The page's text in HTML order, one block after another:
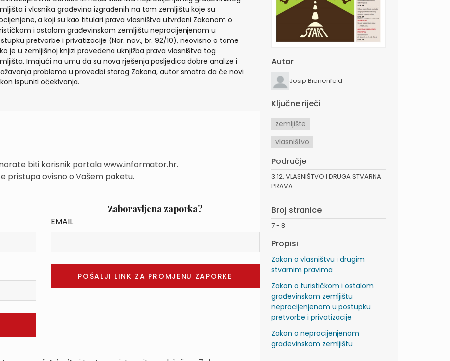
i vlasnika građevina izgrađenih na tom zemljištu koje su
a koji su kao titulari prava vlasništva utvrđeni Zakonom o
i ostalom građevinskom zemljištu neprocijenjenom u
pretvorbe i privatizacije (Nar. nov., br. 92/10), neovisno o tome
je u zemljišnoj knjizi provedena uknjižba prava vlasništva tog
Imajući na umu da su nova rješenja posljedica dobre analize i
problema u provedbi starog Zakona, autor smatra da će novi
ispuniti očekivanja.
biti korisnik portala www.informator.hr.
pristupa ovisno o Vašem paketu.
Zaboravljena zaporka?
EMAIL
Autor
Josip Bienenfeld
Ključne riječi
zemljište
vlasništvo
Područje
3.12. VLASNIŠTVO I DRUGA STVARNA
PRAVA
Broj stranice
7 - 8
Propisi
Zakon o vlasništvu i drugim
stvarnim pravima
Zakon o turističkom i ostalom
građevinskom zemljištu
neprocijenjenom u postupku
pretvorbe i privatizacije
Zakon o neprocijenjenom
građevinskom zemljištu